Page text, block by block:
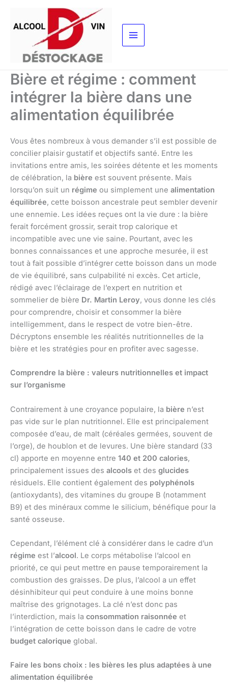
contenu
Bière et régime : comment
intégrer la bière dans une
alimentation équilibrée
Vous êtes nombreux à vous demander s’il est possible de
concilier plaisir gustatif et objectifs santé. Entre les
invitations entre amis, les soirées détente et les moments
de célébration, la bière est souvent présente. Mais
lorsqu’on suit un régime ou simplement une alimentation
équilibrée, cette boisson ancestrale peut sembler devenir
une ennemie. Les idées reçues ont la vie dure : la bière
ferait forcément grossir, serait trop calorique et
incompatible avec une vie saine. Pourtant, avec les
bonnes connaissances et une approche mesurée, il est
tout à fait possible d’intégrer cette boisson dans un mode
de vie équilibré, sans culpabilité ni excès. Cet article,
rédigé avec l’éclairage de l’expert en nutrition et
sommelier de bière Dr. Martin Leroy, vous donne les clés
pour comprendre, choisir et consommer la bière
intelligemment, dans le respect de votre bien-être.
Décryptons ensemble les réalités nutritionnelles de la
bière et les stratégies pour en profiter avec sagesse.
Comprendre la bière : valeurs nutritionnelles et impact
sur l’organisme
Contrairement à une croyance populaire, la bière n’est
pas vide sur le plan nutritionnel. Elle est principalement
composée d’eau, de malt (céréales germées, souvent de
l’orge), de houblon et de levures. Une bière standard (33
cl) apporte en moyenne entre 140 et 200 calories,
principalement issues des alcools et des glucides
résiduels. Elle contient également des polyphénols
(antioxydants), des vitamines du groupe B (notamment
B9) et des minéraux comme le silicium, bénéfique pour la
santé osseuse.
Cependant, l’élément clé à considérer dans le cadre d’un
régime est l’alcool. Le corps métabolise l’alcool en
priorité, ce qui peut mettre en pause temporairement la
combustion des graisses. De plus, l’alcool a un effet
désinhibiteur qui peut conduire à une moins bonne
maîtrise des grignotages. La clé n’est donc pas
l’interdiction, mais la consommation raisonnée et
l’intégration de cette boisson dans le cadre de votre
budget calorique global.
Faire les bons choix : les bières les plus adaptées à une
alimentation équilibrée